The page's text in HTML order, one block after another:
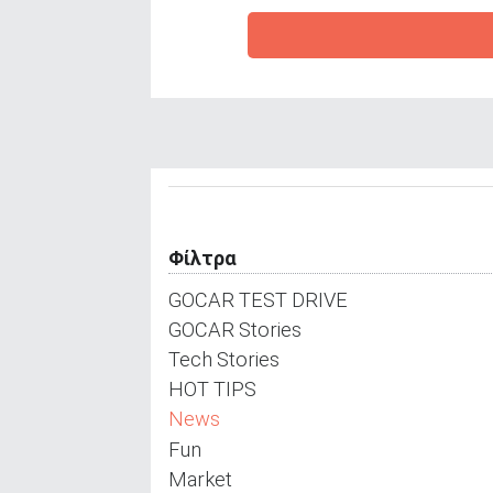
Φίλτρα
GOCAR TEST DRIVE
GOCAR Stories
Tech Stories
HOT TIPS
News
Fun
Market